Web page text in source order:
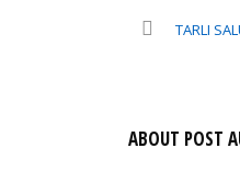
TARLI
ABOUT POST